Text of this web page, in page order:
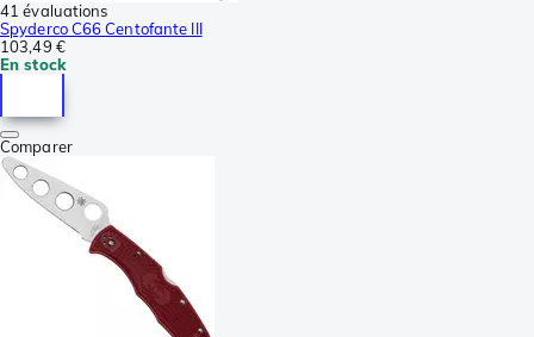
41 évaluations
Spyderco C66 Centofante III
103,49 €
En stock
Comparer